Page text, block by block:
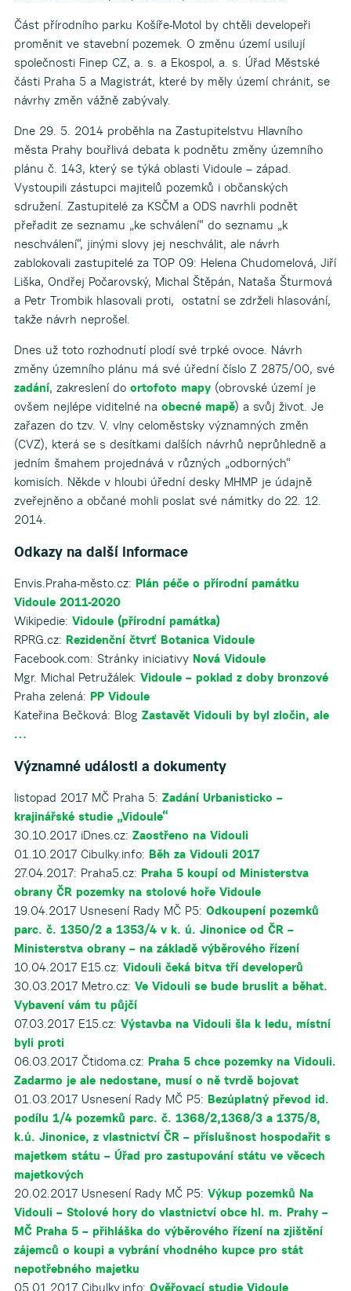
Část přírodního parku Košíře-Motol by chtěli developeři
proměnit ve stavební pozemek. O změnu území usilují
společnosti Finep CZ, a. s. a Ekospol, a. s. Úřad Městské
části Praha 5 a Magistrát, které by měly území chránit, se
návrhy změn vážně zabývaly.
Dne 29. 5. 2014 proběhla na Zastupitelstvu Hlavního
města Prahy bouřlivá debata k podnětu změny územního
plánu č. 143, který se týká oblasti Vidoule – západ.
Vystoupili zástupci majitelů pozemků i občanských
sdružení. Zastupitelé za KSČM a ODS navrhli podnět
přeřadit ze seznamu „ke schválení“ do seznamu „k
neschválení“, jinými slovy jej neschválit, ale návrh
zablokovali zastupitelé za TOP 09: Helena Chudomelová, Jiří
Liška, Ondřej Počarovský, Michal Štěpán, Nataša Šturmová
a Petr Trombik hlasovali proti, ostatní se zdrželi hlasování,
takže návrh neprošel.
Dnes už toto rozhodnutí plodí své trpké ovoce. Návrh
změny územního plánu má své úřední číslo Z 2875/00, své
zadání, zakreslení do ortofoto mapy(obrovské území je
ovšem nejlépe viditelné na obecné mapě) a svůj život. Je
zařazen do tzv. V. vlny celoměstsky významných změn
(CVZ), která se s desítkami dalších návrhů neprůhledně a
jedním šmahem projednává v různých „odborných“
komisích. Někde v hloubi úřední desky MHMP je údajně
zveřejněno a občané mohli poslat své námitky do 22. 12.
2014.
Odkazy na další informace
Envis.Praha-město.cz: Plán péče o přírodní památku
Vidoule 2011-2020
Wikipedie: Vidoule (přírodní památka)
RPRG.cz: Rezidenční čtvrť Botanica Vidoule
Facebook.com: Stránky iniciativy Nová Vidoule
Mgr. Michal Petružálek: Vidoule – poklad z doby bronzové
Praha zelená: PP Vidoule
Kateřina Bečková: Blog Zastavět Vidouli by byl zločin, ale
…
Významné události a dokumenty
listopad 2017 MČ Praha 5: Zadání Urbanisticko –
krajinářské studie „Vidoule“
30.10.2017 iDnes.cz: Zaostřeno na Vidouli
01.10.2017 Cibulky.info: Běh za Vidouli 2017
27.04.2017: Praha5.cz: Praha 5 koupí od Ministerstva
obrany ČR pozemky na stolové hoře Vidoule
19.04.2017 Usnesení Rady MČ P5: Odkoupení pozemků
parc. č. 1350/2 a 1353/4 v k. ú. Jinonice od ČR –
Ministerstva obrany – na základě výběrového řízení
10.04.2017 E15.cz: Vidouli čeká bitva tří developerů
30.03.2017 Metro.cz: Ve Vidouli se bude bruslit a běhat.
Vybavení vám tu půjčí
07.03.2017 E15.cz: Výstavba na Vidouli šla k ledu, místní
byli proti
06.03.2017 Čtidoma.cz: Praha 5 chce pozemky na Vidouli.
Zadarmo je ale nedostane, musí o ně tvrdě bojovat
01.03.2017 Usnesení Rady MČ P5: Bezúplatný převod id.
podílu 1/4 pozemků parc. č. 1368/2,1368/3 a 1375/8,
k.ú. Jinonice, z vlastnictví ČR – příslušnost hospodařit s
majetkem státu – Úřad pro zastupování státu ve věcech
majetkových
20.02.2017 Usnesení Rady MČ P5: Výkup pozemků Na
Vidouli – Stolové hory do vlastnictví obce hl. m. Prahy –
MČ Praha 5 – přihláška do výběrového řízení na zjištění
zájemců o koupi a vybrání vhodného kupce pro stát
nepotřebného majetku
05.01.2017 Cibulky.info: Ověřovací studie Vidoule